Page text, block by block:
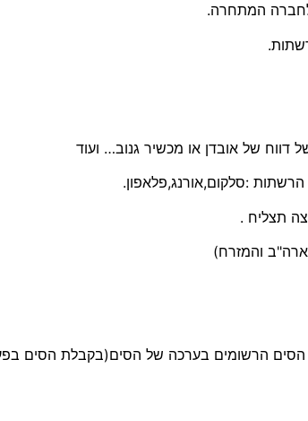
לחברה המתחרה.
:סלקום,אורנג,פלאפון.
והמזרח)
הסים הרשומים בערכה של הסים(בקבלת הסים